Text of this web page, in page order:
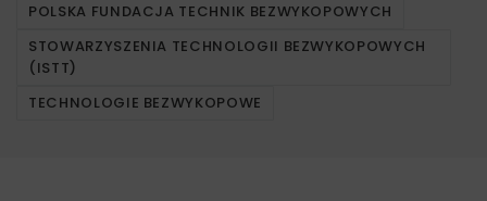
POLSKA FUNDACJA TECHNIK BEZWYKOPOWYCH
STOWARZYSZENIA TECHNOLOGII BEZWYKOPOWYCH
(ISTT)
TECHNOLOGIE BEZWYKOPOWE